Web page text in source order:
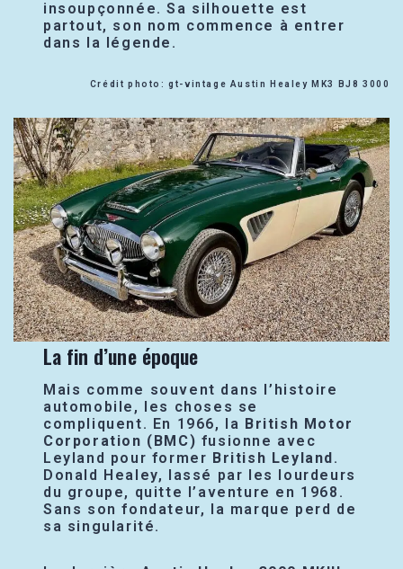
insoupçonnée. Sa silhouette est
partout, son nom commence à entrer
dans la légende.
Crédit photo: gt-vintage Austin Healey MK3 BJ8 3000
La fin d’une époque
Mais comme souvent dans l’histoire
automobile, les choses se
compliquent. En 1966, la British Motor
Corporation (BMC) fusionne avec
Leyland pour former British Leyland.
Donald Healey, lassé par les lourdeurs
du groupe, quitte l’aventure en 1968.
Sans son fondateur, la marque perd de
sa singularité.